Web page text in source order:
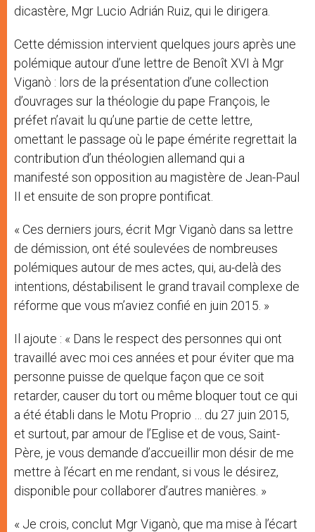
dicastère, Mgr Lucio Adrián Ruiz, qui le dirigera.
Cette démission intervient quelques jours après une
polémique autour d’une lettre de Benoît XVI à Mgr
Viganò : lors de la présentation d’une collection
d’ouvrages sur la théologie du pape François, le
préfet n’avait lu qu’une partie de cette lettre,
omettant le passage où le pape émérite regrettait la
contribution d’un théologien allemand qui a
manifesté son opposition au magistère de Jean-Paul
II et ensuite de son propre pontificat.
« Ces derniers jours, écrit Mgr Viganò dans sa lettre
de démission, ont été soulevées de nombreuses
polémiques autour de mes actes, qui, au-delà des
intentions, déstabilisent le grand travail complexe de
réforme que vous m’aviez confié en juin 2015. »
Il ajoute : « Dans le respect des personnes qui ont
travaillé avec moi ces années et pour éviter que ma
personne puisse de quelque façon que ce soit
retarder, causer du tort ou même bloquer tout ce qui
a été établi dans le Motu Proprio … du 27 juin 2015,
et surtout, par amour de l’Eglise et de vous, Saint-
Père, je vous demande d’accueillir mon désir de me
mettre à l’écart en me rendant, si vous le désirez,
disponible pour collaborer d’autres manières. »
« Je crois, conclut Mgr Viganò, que ma mise à l’écart